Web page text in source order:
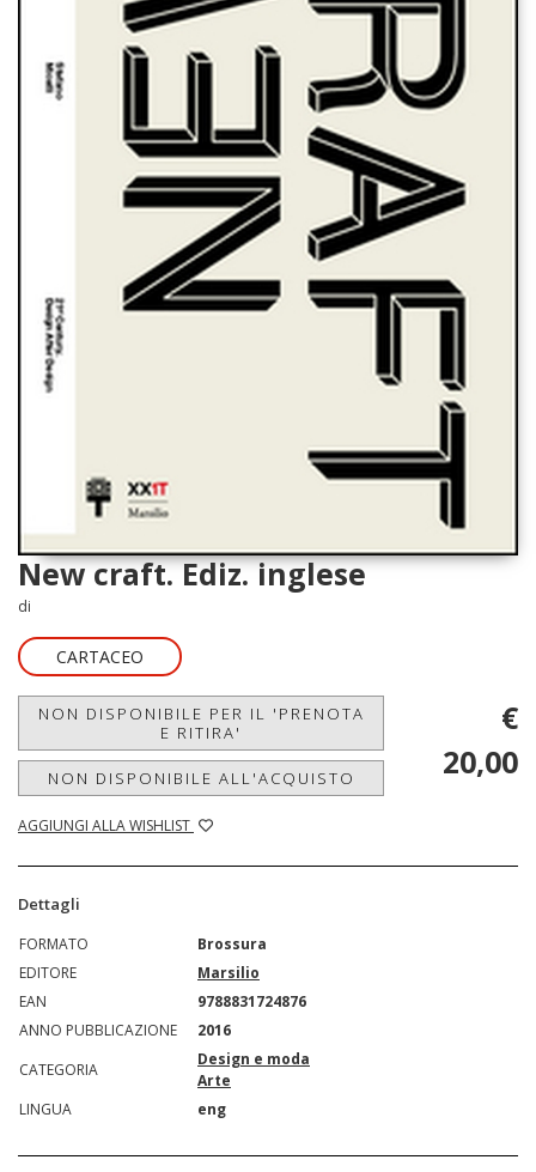
New craft. Ediz. inglese
di
CARTACEO
NON DISPONIBILE PER IL 'PRENOTA
E RITIRA'
NON DISPONIBILE ALL'ACQUISTO
AGGIUNGI ALLA WISHLIST
€
20,00
Dettagli
FORMATO
Brossura
EDITORE
Marsilio
EAN
9788831724876
ANNO PUBBLICAZIONE
2016
CATEGORIA
Design e moda
Arte
LINGUA
eng